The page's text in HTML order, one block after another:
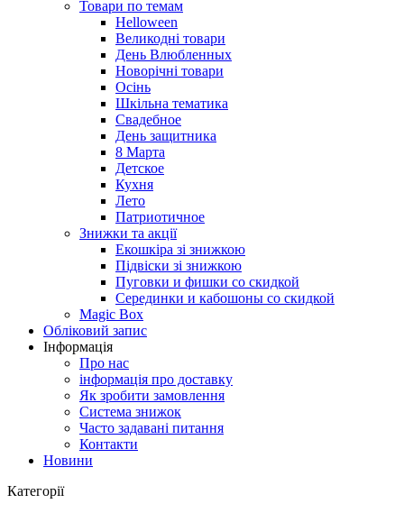
Товари по темам
Helloween
Великодні товари
День Влюбленных
Новорічні товари
Осінь
Шкільна тематика
Свадебное
День защитника
8 Марта
Детское
Кухня
Лето
Патриотичное
Знижки та акції
Екошкіра зі знижкою
Підвіски зі знижкою
Пуговки и фишки со скидкой
Серединки и кабошоны со скидкой
Magic Box
Обліковий запис
Інформація
Про нас
інформація про доставку
Як зробити замовлення
Система знижок
Часто задавані питання
Контакти
Новини
Категорії